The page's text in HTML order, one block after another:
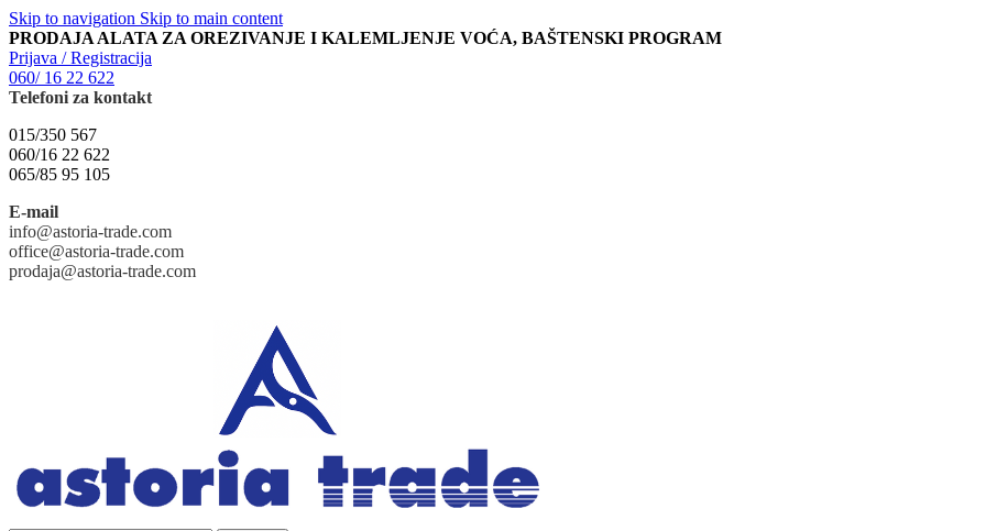
Skip to navigation Skip to main content
PRODAJA ALATA ZA OREZIVANJE I KALEMLJENJE VOĆA, BAŠTENSKI PROGRAM
Prijava / Registracija
060/ 16 22 622
Telefoni za kontakt
015/350 567
060/16 22 622
065/85 95 105
E-mail
info@astoria-trade.com
office@astoria-trade.com
prodaja@astoria-trade.com